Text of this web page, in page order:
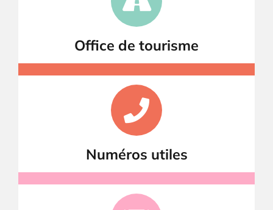
Office de tourisme
Numéros utiles